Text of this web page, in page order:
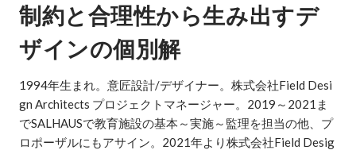
制約と合理性から生み出すデ
ザインの個別解
1994年生まれ。意匠設計/デザイナー。株式会社Field Desi
gn Architects プロジェクトマネージャー。2019～2021ま
でSALHAUSで教育施設の基本～実施～監理を担当の他、プ
ロポーザルにもアサイン。2021年より株式会社Field Desig